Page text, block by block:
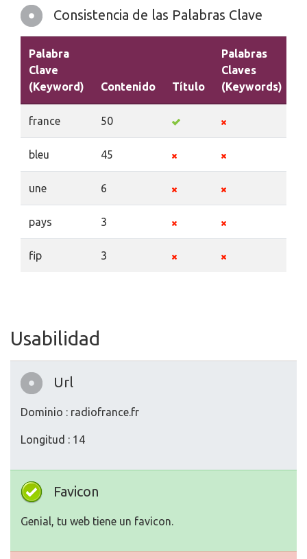
Consistencia de las Palabras Clave
Palabra
Clave
(Keyword)
Contenido Título
Palabras
Claves
(Keywords)
france 50
bleu 45
une 6
pays 3
fip 3
Usabilidad
Url
Dominio : radiofrance.fr
Longitud : 14
Favicon
Genial, tu web tiene un favicon.